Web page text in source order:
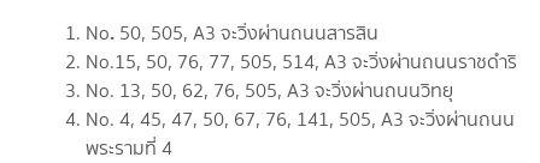
No. 50, 505, A3 จะวิ่งผ่านถนนสารสิน
No.15, 50, 76, 77, 505, 514, A3 จะวิ่งผ่านถนนราชดำริ
No. 13, 50, 62, 76, 505, A3 จะวิ่งผ่านถนนวิทยุ
No. 4, 45, 47, 50, 67, 76, 141, 505, A3 จะวิ่งผ่านถนน
พระรามที่ 4